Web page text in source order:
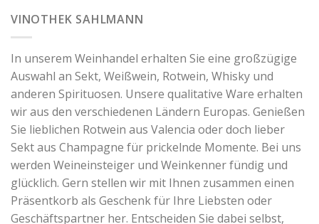
VINOTHEK SAHLMANN
In unserem Weinhandel erhalten Sie eine großzügige
Auswahl an Sekt, Weißwein, Rotwein, Whisky und
anderen Spirituosen. Unsere qualitative Ware erhalten
wir aus den verschiedenen Ländern Europas. Genießen
Sie lieblichen Rotwein aus Valencia oder doch lieber
Sekt aus Champagne für prickelnde Momente. Bei uns
werden Weineinsteiger und Weinkenner fündig und
glücklich. Gern stellen wir mit Ihnen zusammen einen
Präsentkorb als Geschenk für Ihre Liebsten oder
Geschäftspartner her. Entscheiden Sie dabei selbst,